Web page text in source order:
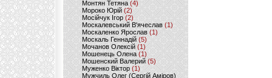
Монтян Тетяна (4)
Мороко Юрій(2)
Мосійчук Ігор (2)
Москалевський В'ячеслав (1)
Москаленко Ярослав (1)
Москаль Геннадій (5)
Мочанов Олексій(1)
Мошенець Олена(1)
Мошенский Валерий (5)
Муженко Віктор (1)
Мужчиль Олег (Сергій Аміров)